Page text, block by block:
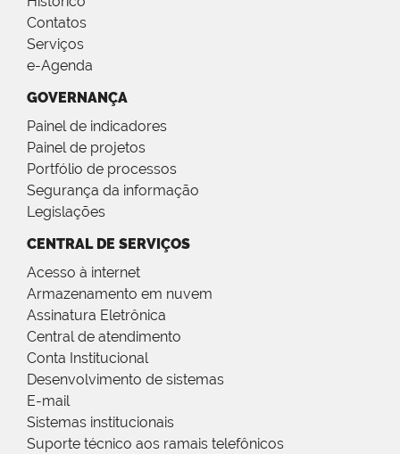
Contatos
Serviços
e-Agenda
GOVERNANÇA
Painel de indicadores
Painel de projetos
Portfólio de processos
Segurança da informação
Legislações
CENTRAL DE SERVIÇOS
Acesso à internet
Armazenamento em nuvem
Assinatura Eletrônica
Central de atendimento
Conta Institucional
Desenvolvimento de sistemas
E-mail
Sistemas institucionais
Suporte técnico aos ramais telefônicos